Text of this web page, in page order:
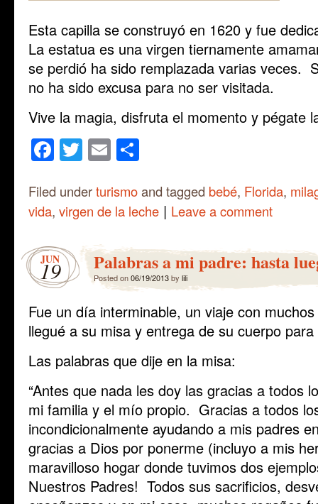
Esta capilla se construyó en 1620 y fue
La estatua es una virgen tiernamente
se perdió ha sido remplazada varias veces.
no ha sido excusa para no ser visitada.
Vive la magia, disfruta el momento y pégate
Facebook
Twitter
Email
Filed underturismoand tagged bebé, Florida,
vida, virgen de la leche | Leave a comment
JUN
19 Palabras a mi padre: hasta
Posted on06/19/2013by lili
Fue un día interminable, un viaje con
llegué a su misa y entrega de su cuerpo
Las palabras que dije en la misa:
“Antes que nada les doy las gracias a todos
mi familia y el mío propio. Gracias a todos
incondicionalmente ayudando a mis padres
gracias a Dios por ponerme (incluyo a mis
maravilloso hogar donde tuvimos dos
Nuestros Padres! Todos sus sacrificios,